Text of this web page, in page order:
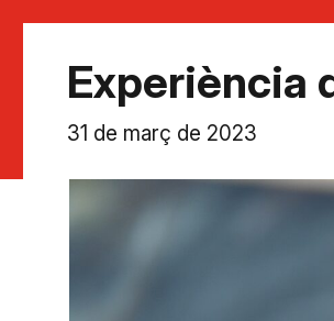
Experiència
31 de març de 2023